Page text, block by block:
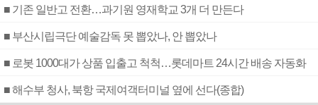
■ 기존 일반고 전환…과기원 영재학교 3개 더 만든다
■ 부산시립극단 예술감독 못 뽑았나, 안 뽑았나
■ 로봇 1000대가 상품 입출고 척척…롯데마트 24시간 배송 자동화
■ 해수부 청사, 북항 국제여객터미널 옆에 선다(종합)